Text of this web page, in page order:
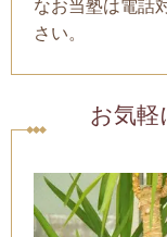
なお当塾は電話
さい。
お気軽